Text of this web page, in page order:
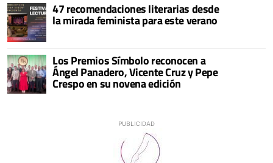
47 recomendaciones literarias desde
la mirada feminista para este verano
Los Premios Símbolo reconocen a
Ángel Panadero, Vicente Cruz y Pepe
Crespo en su novena edición